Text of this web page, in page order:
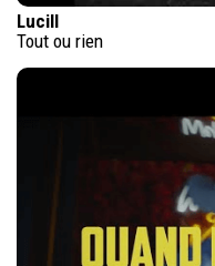
Lucill
Tout ou rien